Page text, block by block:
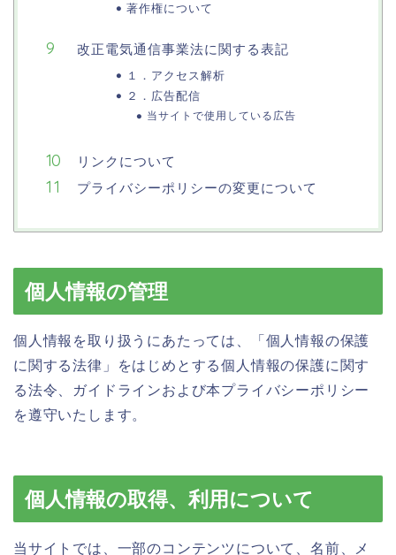
著作権について
改正電気通信事業法に関する表記
１．アクセス解析
２．広告配信
当サイトで使用している広告
リンクについて
プライバシーポリシーの変更について
個人情報の管理
個人情報を取り扱うにあたっては、「個人情報の保護
に関する法律」をはじめとする個人情報の保護に関す
る法令、ガイドラインおよび本プライバシーポリシー
を遵守いたします。
個人情報の取得、利用について
当サイトでは、一部のコンテンツについて、名前、メ